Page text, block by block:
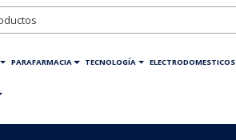
PARAFARMACIA TECNOLOGÍA ELECTRODOMESTICOS